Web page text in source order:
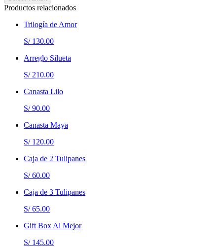
Productos relacionados
Trilogía de Amor
S/ 130.00
Arreglo Silueta
S/ 210.00
Canasta Lilo
S/ 90.00
Canasta Maya
S/ 120.00
Caja de 2 Tulipanes
S/ 60.00
Caja de 3 Tulipanes
S/ 65.00
Gift Box Al Mejor
S/ 145.00